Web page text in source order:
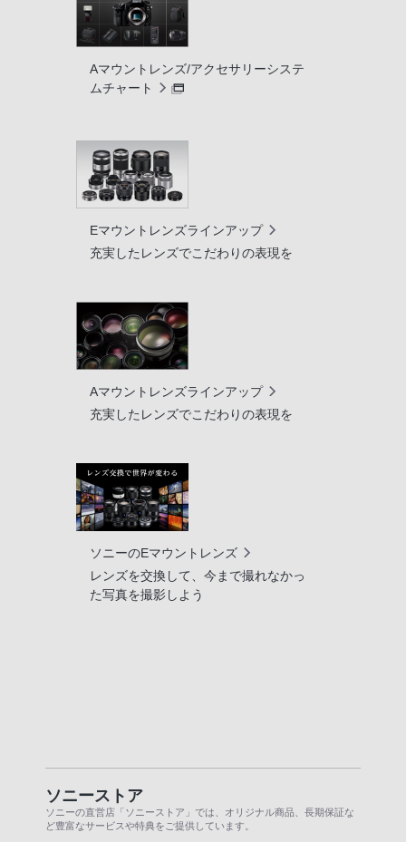
Aマウントレンズ/アクセサリーシステ
ムチャート
Eマウントレンズラインアップ
充実したレンズでこだわりの表現を
Aマウントレンズラインアップ
充実したレンズでこだわりの表現を
ソニーのEマウントレンズ
レンズを交換して、今まで撮れなかっ
た写真を撮影しよう
ソニーストア
ソニーの直営店「ソニーストア」では、オリジナル商品、長期保証な
ど豊富なサービスや特典をご提供しています。